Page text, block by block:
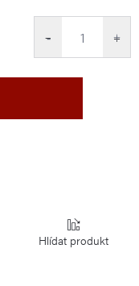
+
−
Hlídat